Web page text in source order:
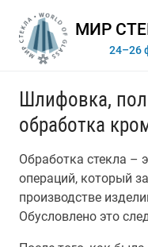
МИР
24–26
Шлифовка,
обработка
Обработка стекла –
операций, который
производстве
Обусловлено это